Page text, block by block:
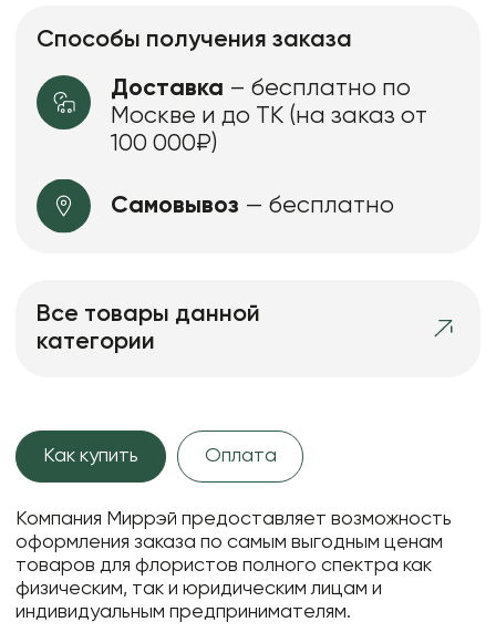
Способы получения заказа
Доставка – бесплатно по
Москве и до ТК (на заказ от
100 000₽)
Самовывоз — бесплатно
Все товары данной
категории
Как купить Оплата
Компания Миррэй предоставляет возможность
оформления заказа по самым выгодным ценам
товаров для флористов полного спектра как
физическим, так и юридическим лицам и
индивидуальным предпринимателям.